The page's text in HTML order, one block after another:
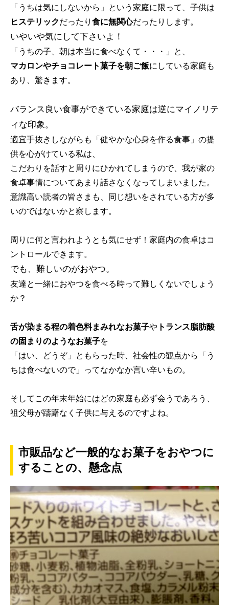
「うちは気にしないから」という家庭に限って、子供は
ヒステリックだったり 食に無関心だったりします。
いやいや気にして下さいよ！
「うちの子、朝は本当に食べなくて・・・」と、
マカロンやチョコレート菓子を朝ご飯にしている家庭も
あり、驚きます。
バランス良い食事ができている家庭は逆にマイノリテ
ィな印象。
適宜手抜きしながらも「健やかな心身を作る食事」の提
供を心がけている私は、
こだわりを話すと周りにひかれてしまうので、我が家の
食卓事情についてあまり話さなくなってしまいました。
意識高い読者の皆さまも、同じ想いをされている方が多
いのではないかと察します。
周りに何と言われようとも気にせず！家庭内の食卓はコ
ントロールできます。
でも、難しいのがおやつ。
友達と一緒におやつを食べる時って難しくないでしょう
か？
舌が染まる程の着色料まみれなお菓子や トランス脂肪酸
の固まりのようなお菓子を
「はい、どうぞ」ともらった時、社会性の観点から「う
ちは食べないので」ってなかなか言い辛いもの。
そしてこの年末年始にはどの家庭も必ず会うであろう、
祖父母が躊躇なく子供に与えるのですよね。
市販品など一般的なお菓子をおやつに
することの、懸念点